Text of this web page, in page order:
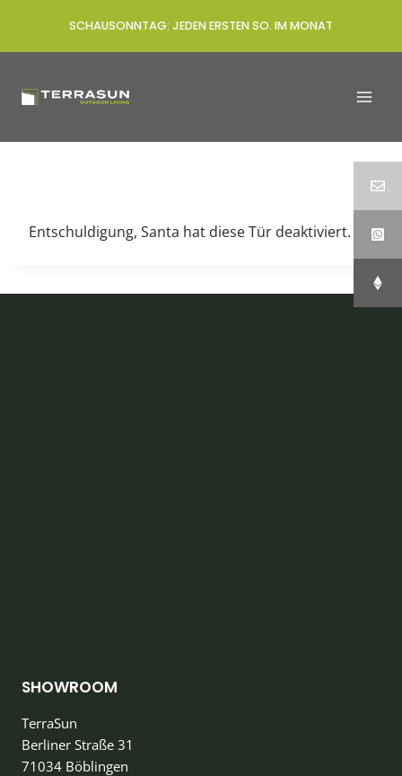
springen
SCHAUSONNTAG: JEDEN ERSTEN SO. IM MONAT
Entschuldigung, Santa hat diese Tür deaktiviert.
SHOWROOM
TerraSun
Berliner Straße 31
71034 Böblingen